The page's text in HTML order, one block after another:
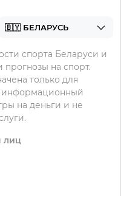
лиц
спорта Беларуси и
на спорт.
только для
информационный
на деньги и не